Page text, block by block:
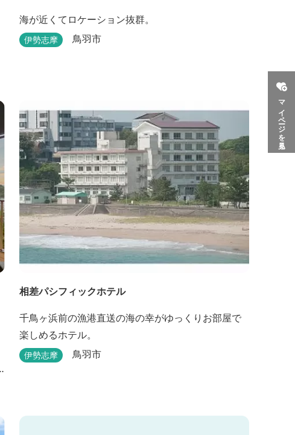
マイページを見る
海が近くてロケーション抜群。
伊勢志摩 鳥羽市
相差パシフィックホテル
千鳥ヶ浜前の漁港直送の海の幸がゆっくりお部屋で
楽しめるホテル。
伊勢志摩 鳥羽市